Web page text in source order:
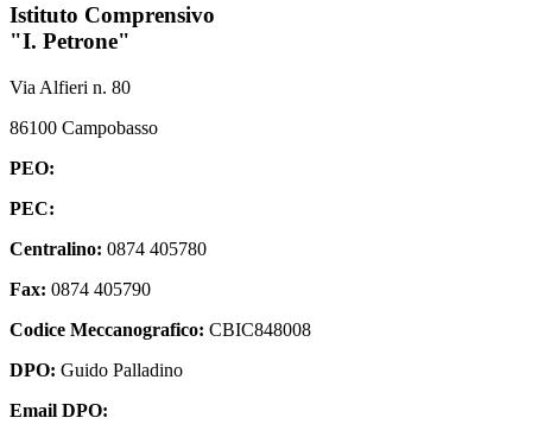
Istituto Comprensivo
"I. Petrone"
Via Alfieri n. 80
86100 Campobasso
PEO:
PEC:
Centralino: 0874 405780
Fax: 0874 405790
Codice Meccanografico: CBIC848008
DPO: Guido Palladino
Email DPO: